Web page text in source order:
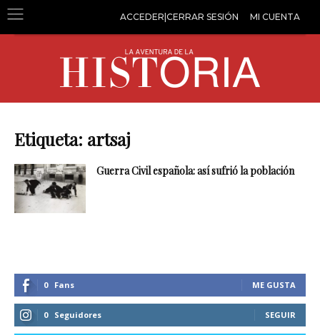
ACCEDER|CERRAR SESIÓN MI CUENTA
Etiqueta: artsaj
Guerra Civil española: así sufrió la población
0 Fans ME GUSTA
0 Seguidores SEGUIR